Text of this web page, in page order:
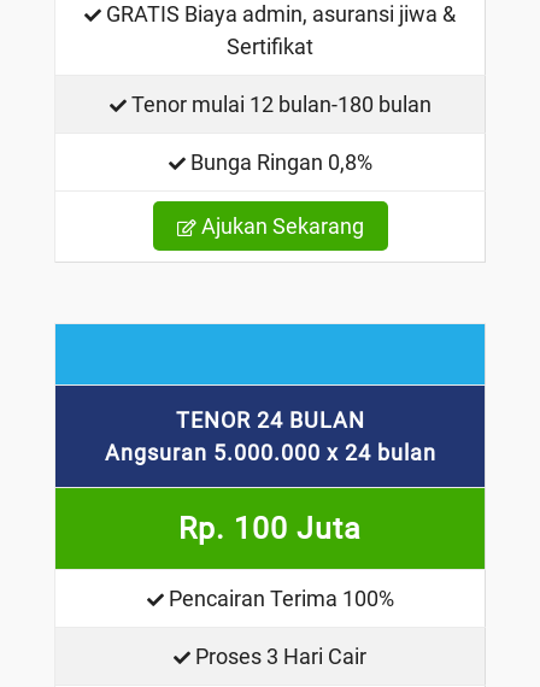
GRATIS Biaya admin, asuransi jiwa &
Sertifikat
Tenor mulai 12 bulan-180 bulan
Bunga Ringan 0,8%
Ajukan Sekarang
TENOR 24 BULAN
Angsuran 5.000.000 x 24 bulan
Rp. 100 Juta
Pencairan Terima 100%
Proses 3 Hari Cair